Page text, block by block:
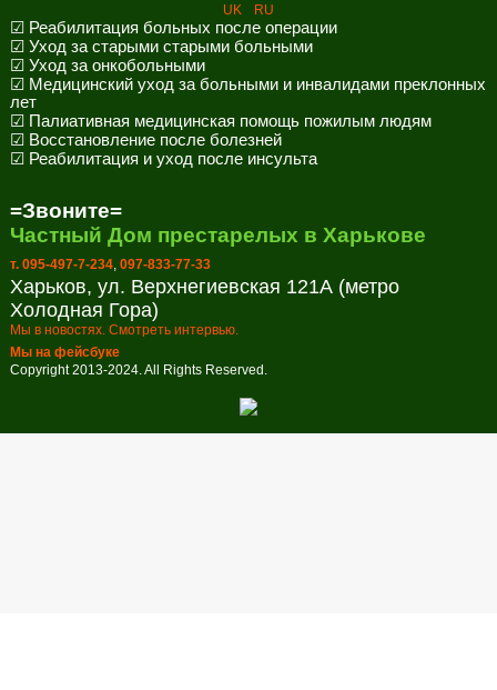
UK RU
☑ Реабилитация больных после операции
☑ Уход за старыми старыми больными
☑ Уход за онкобольными
☑ Медицинский уход за больными и инвалидами преклонных
лет
☑ Палиативная медицинская помощь пожилым людям
☑ Восстановление после болезней
☑ Реабилитация и уход после инсульта
=Звоните=
Частный Дом престарелых в Харькове
т. 095-497-7-234, 097-833-77-33
Харьков, ул. Верхнегиевская 121А (метро
Холодная Гора)
Мы в новостях. Смотреть интервью.
Мы на фейсбуке
Copyright 2013-2024. All Rights Reserved.